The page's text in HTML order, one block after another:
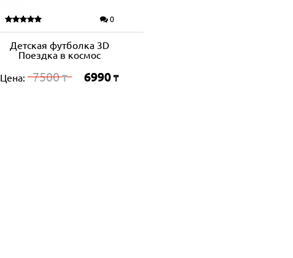
0
Детская футболка 3D
Поездка в космос
Цена: 7500₸ 6990 ₸